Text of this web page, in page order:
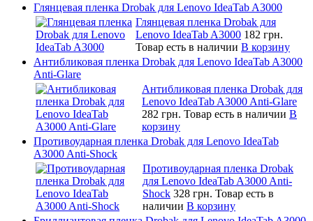
Глянцевая пленка Drobak для Lenovo IdeaTab A3000
Глянцевая пленка Drobak для
Lenovo IdeaTab A3000 182 грн.
Товар есть в наличии В корзину
Антибликовая пленка Drobak для Lenovo IdeaTab A3000
Anti-Glare
Антибликовая пленка Drobak для
Lenovo IdeaTab A3000 Anti-Glare
282 грн. Товар есть в наличии В
корзину
Противоударная пленка Drobak для Lenovo IdeaTab
A3000 Anti-Shock
Противоударная пленка Drobak
для Lenovo IdeaTab A3000 Anti-
Shock 328 грн. Товар есть в
наличии В корзину